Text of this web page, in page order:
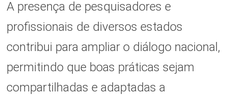
A presença de pesquisadores e
profissionais de diversos estados
contribui para ampliar o diálogo nacional,
permitindo que boas práticas sejam
compartilhadas e adaptadas a